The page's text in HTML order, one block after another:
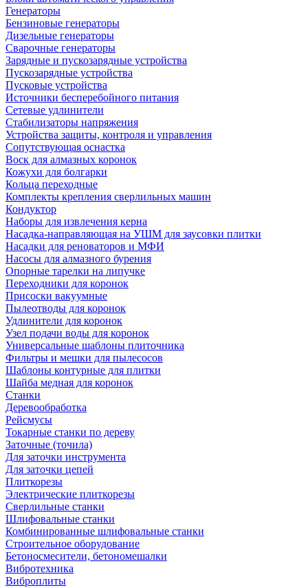
Генераторы
Бензиновые генераторы
Дизельные генераторы
Сварочные генераторы
Зарядные и пускозарядные устройства
Пускозарядные устройства
Пусковые устройства
Источники бесперебойного питания
Сетевые удлинители
Стабилизаторы напряжения
Устройства защиты, контроля и управления
Сопутствующая оснастка
Воск для алмазных коронок
Кожухи для болгарки
Кольца переходные
Комплекты крепления сверлильных машин
Кондуктор
Наборы для извлечения керна
Насадка-направляющая на УШМ для заусовки плитки
Насадки для реноваторов и МФИ
Насосы для алмазного бурения
Опорные тарелки на липучке
Переходники для коронок
Присоски вакуумные
Пылеотводы для коронок
Удлинители для коронок
Узел подачи воды для коронок
Универсальные шаблоны плиточника
Фильтры и мешки для пылесосов
Шаблоны контурные для плитки
Шайба медная для коронок
Станки
Деревообработка
Рейсмусы
Токарные станки по дереву
Заточные (точила)
Для заточки инструмента
Для заточки цепей
Плиткорезы
Электрические плиткорезы
Сверлильные станки
Шлифовальные станки
Комбинированные шлифовальные станки
Строительное оборудование
Бетоносмесители, бетономешалки
Вибротехника
Виброплиты